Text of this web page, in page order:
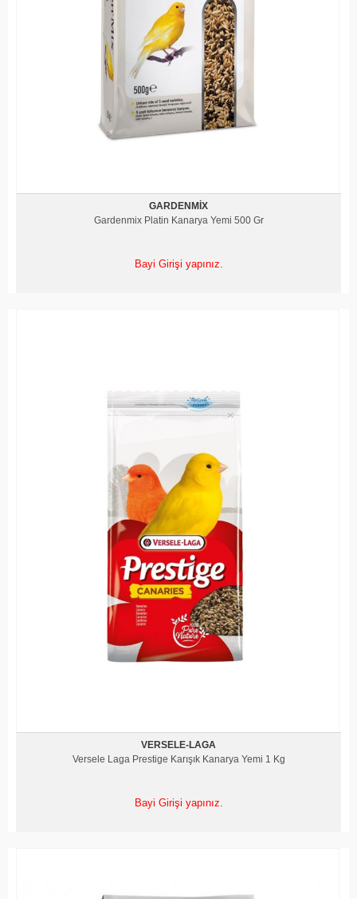
GARDENMIX
Gardenmix Platin Kanarya Yemi 500 Gr
Bayi Girişi yapınız.
VERSELE-LAGA
Versele Laga Prestige Karışık Kanarya Yemi 1 Kg
Bayi Girişi yapınız.